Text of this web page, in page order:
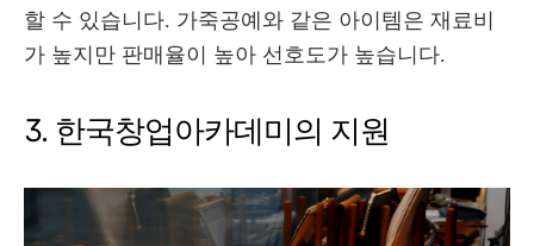
할 수 있습니다. 가죽공예와 같은 아이템은 재료비
가 높지만 판매율이 높아 선호도가 높습니다.
3. 한국창업아카데미의 지원